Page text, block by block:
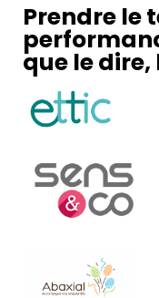
Prendre le
que le dire,